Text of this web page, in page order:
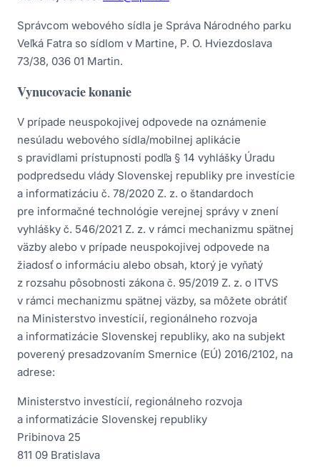
Správcom webového sídla je Správa Národného parku
Veľká Fatra so sídlom v Martine, P. O. Hviezdoslava
73/38, 036 01 Martin.
Vynucovacie konanie
V prípade neuspokojivej odpovede na oznámenie
nesúladu webového sídla/mobilnej aplikácie
s pravidlami prístupnosti podľa § 14 vyhlášky Úradu
podpredsedu vlády Slovenskej republiky pre investície
a informatizáciu č. 78/2020 Z. z. o štandardoch
pre informačné technológie verejnej správy v znení
vyhlášky č. 546/2021 Z. z. v rámci mechanizmu spätnej
väzby alebo v prípade neuspokojivej odpovede na
žiadosť o informáciu alebo obsah, ktorý je vyňatý
z rozsahu pôsobnosti zákona č. 95/2019 Z. z. o ITVS
v rámci mechanizmu spätnej väzby, sa môžete obrátiť
na Ministerstvo investícií, regionálneho rozvoja
a informatizácie Slovenskej republiky, ako na subjekt
poverený presadzovaním Smernice (EÚ) 2016/2102, na
adrese:
Ministerstvo investícií, regionálneho rozvoja
a informatizácie Slovenskej republiky
Pribinova 25
811 09 Bratislava